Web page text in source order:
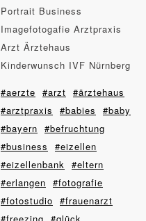
Portrait Business
Imagefotogafie Arztpraxis
Arzt Ärztehaus
Kinderwunsch IVF Nürnberg
#aerzte #arzt #ärztehaus
#arztpraxis
#babies
#baby
#bayern #befruchtung
#business
#eizellen
#eizellenbank #eltern
#erlangen #fotografie
#fotostudio #frauenarzt